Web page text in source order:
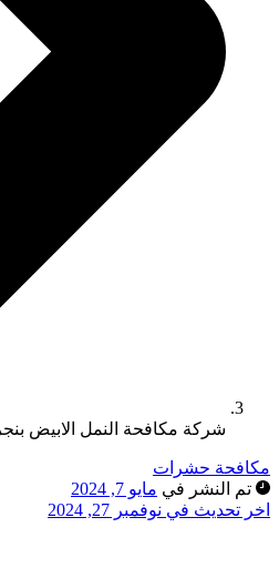
شركة مكافحة النمل الابيض بنجران
حشرات
تم النشر في مايو 7, 2024
تحديث في نوفمبر 27, 2024